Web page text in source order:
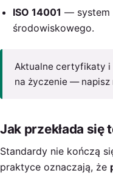
ISO 14001 — system
środowiskowego.
Aktualne certyfikaty i
na życzenie — napisz
Jak przekłada się
Standardy nie kończą
praktyce oznaczają, że